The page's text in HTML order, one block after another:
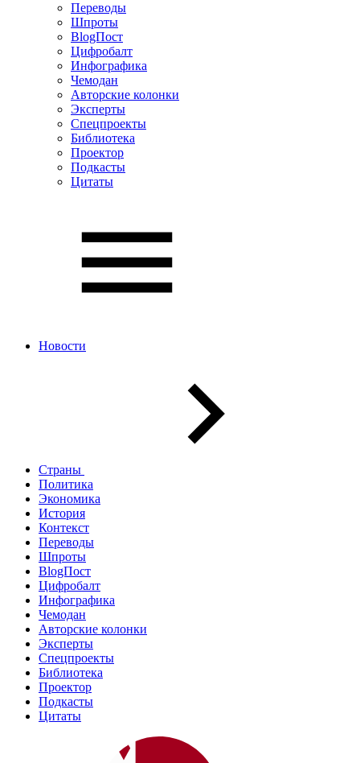
Переводы
Шпроты
BlogПост
Цифробалт
Инфографика
Чемодан
Авторские колонки
Эксперты
Спецпроекты
Библиотека
Проектор
Подкасты
Цитаты
Новости
Страны
Политика
Экономика
История
Контекст
Переводы
Шпроты
BlogПост
Цифробалт
Инфографика
Чемодан
Авторские колонки
Эксперты
Спецпроекты
Библиотека
Проектор
Подкасты
Цитаты